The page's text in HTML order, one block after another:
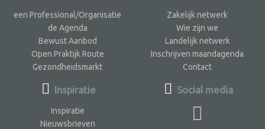
een Professional/Organisatie
de Agenda
Bewust Aanbod
Open Praktijk Route
Gezondheidsmarkt
Inspiratie
Inspiratie
Nieuwsbrieven
Zakelijk netwerk
Wie zijn we
Landelijk netwerk
Inschrijven maandagenda
Contact
Social media